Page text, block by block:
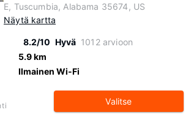
E, Tuscumbia, Alabama 35674, US
Näytä kartta
8.2/10 Hyvä 1012 arvioon
5.9 km
Ilmainen Wi-Fi
Valitse